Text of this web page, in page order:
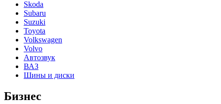
Skoda
Subaru
Suzuki
Toyota
Volkswagen
Volvo
Автозвук
ВАЗ
Шины и диски
Бизнес